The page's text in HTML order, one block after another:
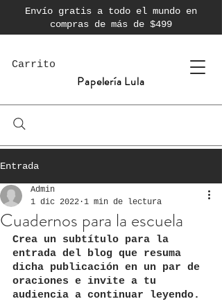
Envío gratis a todo el mundo en
compras de más de $499
Carrito
Papelería Lula
Entrada
Cuadernos para la escuela
Admin
1 dic 2022 1 min de lectura
Crea un subtítulo para la
entrada del blog que resuma
dicha publicación en un par de
oraciones e invite a tu
audiencia a continuar leyendo.